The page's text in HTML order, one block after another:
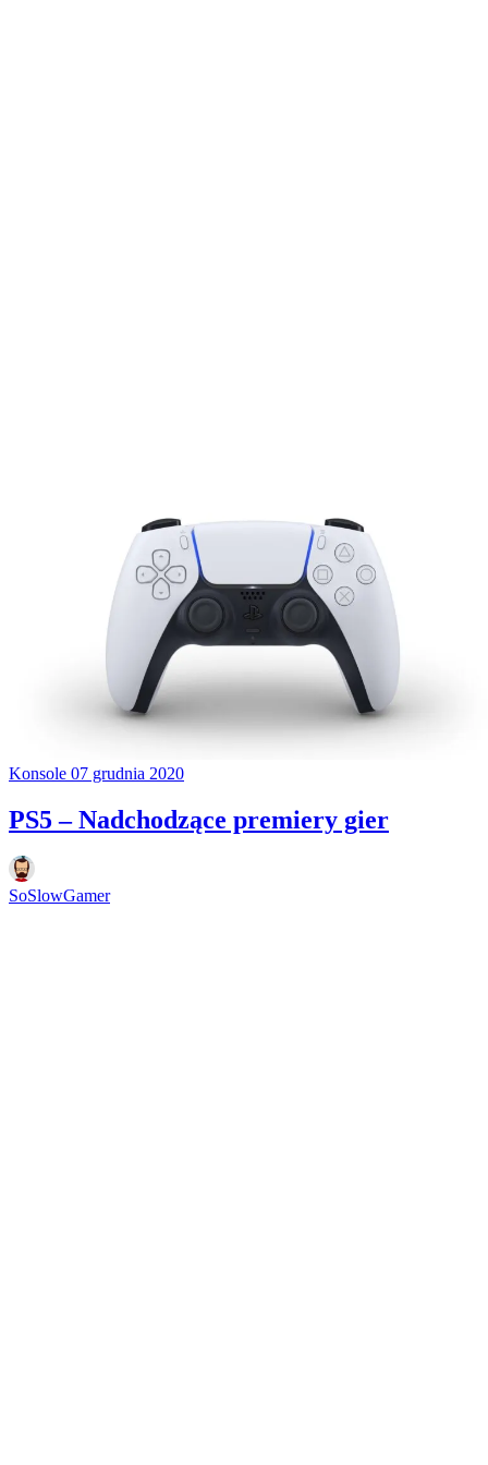
Konsole 07 grudnia 2020
PS5 – Nadchodzące premiery gier
SoSlowGamer